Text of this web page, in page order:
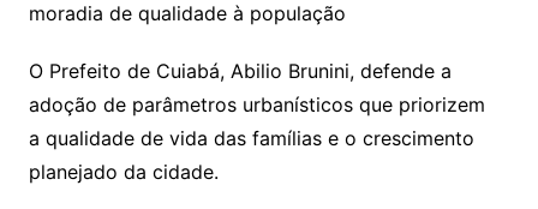
O Prefeito de Cuiabá, Abilio Brunini, defende a
adoção de parâmetros urbanísticos que priorizem
a qualidade de vida das famílias e o crescimento
planejado da cidade.